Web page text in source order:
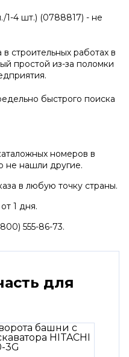
1-4 шт.) (0788817) - не
строительных работах в
простой из-за поломки
быстрого поиска
номеров в
не нашли другие.
в любую точку страны.
1 дня.
555-86-73.
для